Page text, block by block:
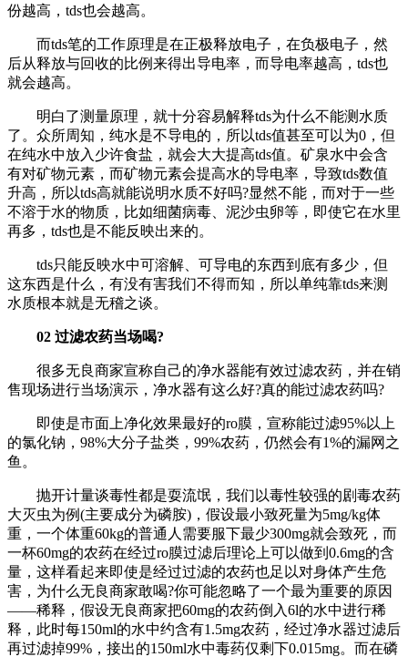
份越高，tds也会越高。
而tds笔的工作原理是在正极释放电子，在负极电子，然
后从释放与回收的比例来得出导电率，而导电率越高，tds也
就会越高。
明白了测量原理，就十分容易解释tds为什么不能测水质
了。众所周知，纯水是不导电的，所以tds值甚至可以为0，但
在纯水中放入少许食盐，就会大大提高tds值。矿泉水中会含
有对矿物元素，而矿物元素会提高水的导电率，导致tds数值
升高，所以tds高就能说明水质不好吗?显然不能，而对于一些
不溶于水的物质，比如细菌病毒、泥沙虫卵等，即使它在水里
再多，tds也是不能反映出来的。
tds只能反映水中可溶解、可导电的东西到底有多少，但
这东西是什么，有没有害我们不得而知，所以单纯靠tds来测
水质根本就是无稽之谈。
02 过滤农药当场喝?
很多无良商家宣称自己的净水器能有效过滤农药，并在销
售现场进行当场演示，净水器有这么好?真的能过滤农药吗?
即使是市面上净化效果最好的ro膜，宣称能过滤95%以上
的氯化钠，98%大分子盐类，99%农药，仍然会有1%的漏网之
鱼。
抛开计量谈毒性都是耍流氓，我们以毒性较强的剧毒农药
大灭虫为例(主要成分为磷胺)，假设最小致死量为5mg/kg体
重，一个体重60kg的普通人需要服下最少300mg就会致死，而
一杯60mg的农药在经过ro膜过滤后理论上可以做到0.6mg的含
量，这样看起来即使是经过过滤的农药也足以对身体产生危
害，为什么无良商家敢喝?你可能忽略了一个最为重要的原因
——稀释，假设无良商家把60mg的农药倒入6l的水中进行稀
释，此时每150ml的水中约含有1.5mg农药，经过净水器过滤后
再过滤掉99%，接出的150ml水中毒药仅剩下0.015mg。而在磷